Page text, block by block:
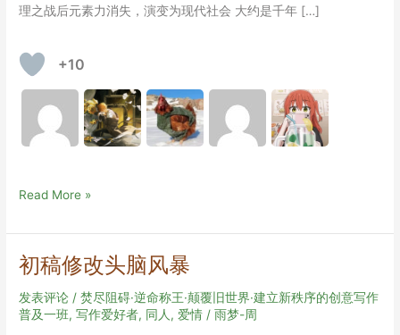
理之战后元素力消失，演变为现代社会 大约是千年 […]
+10
【公
海
枯
石
烂
（终
Read More »
初稿修改头脑风暴
发表评论 /焚尽阻碍·逆命称王·颠覆旧世界·建立新秩序的创意写作
普及一班,写作爱好者, 同人 , 爱情 /雨梦-周